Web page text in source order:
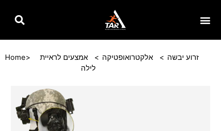
Home זרוע יבשה אלקטרואופטיקה
אמצעים לראיית
לילה